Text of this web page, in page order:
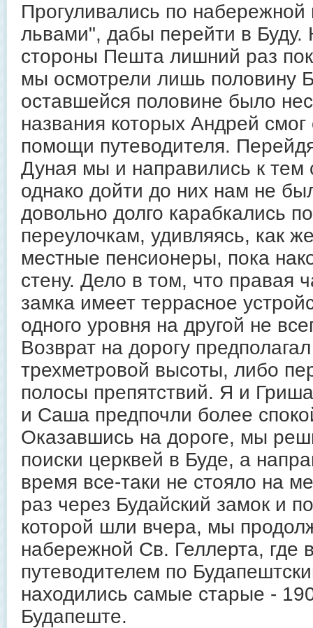
Прогуливались по набережной
львами", дабы перейти в
стороны Пешта лишний раз
мы осмотрели лишь половину
оставшейся половине было
названия которых Андрей
помощи путеводителя.
Дуная мы и направились к
однако дойти до них нам не
довольно долго карабкались
переулочкам, удивляясь, как
местные пенсионеры, пока
стену. Дело в том, что правая
замка имеет террасное
одного уровня на другой не
Возврат на дорогу
трехметровой высоты, либо
полосы препятствий. Я и
и Саша предпочли более
Оказавшись на дороге, мы
поиски церквей в Буде, а
время все-таки не стояло на
раз через Будайский замок и
которой шли вчера, мы
набережной Св. Геллерта, где
путеводителем по
находились самые старые -
Будапеште.